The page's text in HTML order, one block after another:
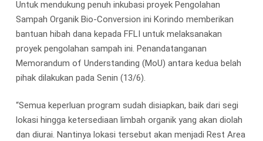
Untuk mendukung penuh inkubasi proyek Pengolahan
Sampah Organik Bio-Conversion ini Korindo memberikan
bantuan hibah dana kepada FFLI untuk melaksanakan
proyek pengolahan sampah ini. Penandatanganan
Memorandum of Understanding (MoU) antara kedua belah
pihak dilakukan pada Senin (13/6).
“Semua keperluan program sudah disiapkan, baik dari segi
lokasi hingga ketersediaan limbah organik yang akan diolah
dan diurai. Nantinya lokasi tersebut akan menjadi Rest Area